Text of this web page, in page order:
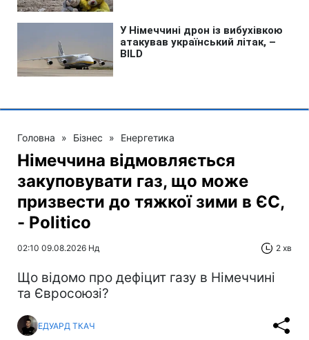
Головна » Бізнес » Енергетика
Німеччина відмовляється
закуповувати газ, що може
призвести до тяжкої зими в ЄС,
- Politico
02:10 09.08.2026 Нд 2 хв
Що відомо про дефіцит газу в Німеччині
та Євросоюзі?
ЕДУАРД ТКАЧ